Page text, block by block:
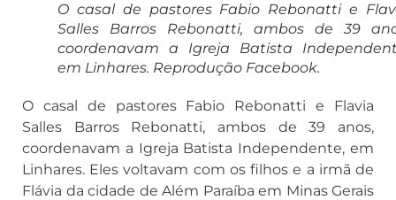
O casal de pastores Fabio Rebonatti e
Salles Barros Rebonatti, ambos de 39
coordenavam a Igreja Batista
em Linhares. Reprodução Facebook.
O casal de pastores Fabio Rebonatti e Flavia
Salles Barros Rebonatti, ambos de 39 anos,
coordenavam a Igreja Batista Independente, em
Linhares. Eles voltavam com os filhos e a irmã de
Flávia da cidade de Além Paraíba em Minas Gerais